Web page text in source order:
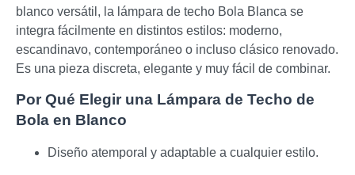
blanco versátil, la lámpara de techo Bola Blanca se
integra fácilmente en distintos estilos: moderno,
escandinavo, contemporáneo o incluso clásico renovado.
Es una pieza discreta, elegante y muy fácil de combinar.
Por Qué Elegir una Lámpara de Techo de
Bola en Blanco
Diseño atemporal y adaptable a cualquier estilo.